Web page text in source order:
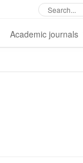
Academic journals